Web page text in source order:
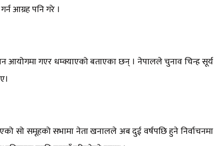
आग्रह पनि गरे ।
आयोगमा गएर धम्क्याएको बताएका छन् । नेपालले चुनाव चिन्ह सूर्य
सो समूहको सभामा नेता खनालले अब दुई वर्षपछि हुने निर्वाचनमा